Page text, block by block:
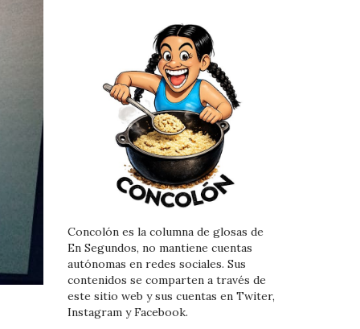
Concolón es la columna de glosas de
En Segundos, no mantiene cuentas
autónomas en redes sociales. Sus
contenidos se comparten a través de
este sitio web y sus cuentas en Twiter,
Instagram y Facebook.